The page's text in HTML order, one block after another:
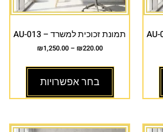
תמונת זכוכית למשרד – AU-013
₪220.00
–
₪1,250.00
בחר אפשרויות